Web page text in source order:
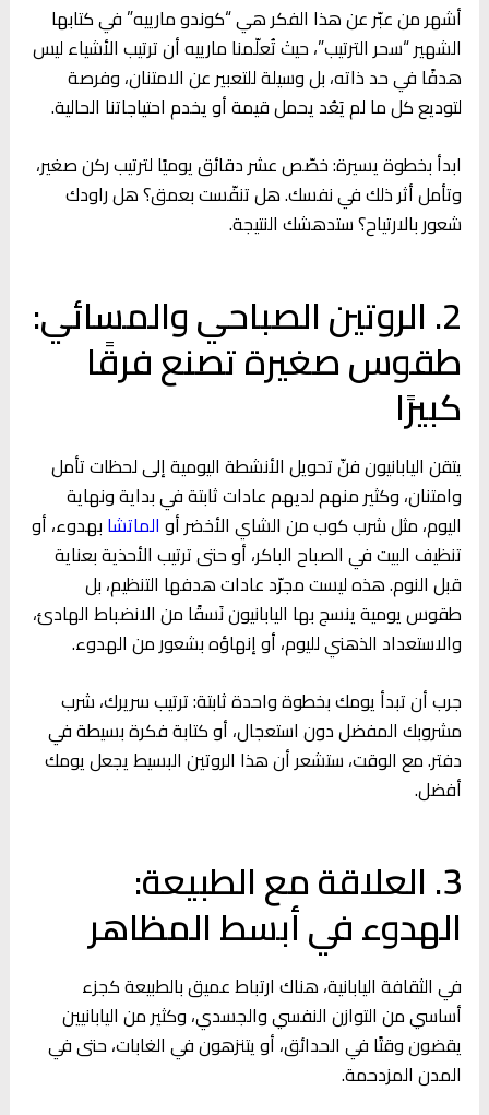
أشهر من عبّر عن هذا الفكر هي “كوندو مارييه” في كتابها
الشهير “سحر الترتيب”، حيث تُعلّمنا مارييه أن ترتيب الأشياء ليس
هدفًا في حد ذاته، بل وسيلة للتعبير عن الامتنان، وفرصة
لتوديع كل ما لم يَعُد يحمل قيمة أو يخدم احتياجاتنا الحالية.
ابدأ بخطوة يسيرة: خصّص عشر دقائق يوميًا لترتيب ركن صغير،
وتأمل أثر ذلك في نفسك. هل تنفّست بعمق؟ هل راودك
شعور بالارتياح؟ ستدهشك النتيجة.
2. الروتين الصباحي والمسائي:
طقوس صغيرة تصنع فرقًا
كبيرًا
يتقن اليابانيون فنّ تحويل الأنشطة اليومية إلى لحظات تأمل
وامتنان، وكثير منهم لديهم عادات ثابتة في بداية ونهاية
اليوم، مثل شرب كوب من الشاي الأخضر أو الماتشا بهدوء، أو
تنظيف البيت في الصباح الباكر، أو حتى ترتيب الأحذية بعناية
قبل النوم. هذه ليست مجرّد عادات هدفها التنظيم، بل
طقوس يومية ينسج بها اليابانيون نَسقًا من الانضباط الهادئ،
والاستعداد الذهني لليوم، أو إنهاؤه بشعور من الهدوء.
جرب أن تبدأ يومك بخطوة واحدة ثابتة: ترتيب سريرك، شرب
مشروبك المفضل دون استعجال، أو كتابة فكرة بسيطة في
دفتر. مع الوقت، ستشعر أن هذا الروتين البسيط يجعل يومك
أفضل.
3. العلاقة مع الطبيعة:
الهدوء في أبسط المظاهر
في الثقافة اليابانية، هناك ارتباط عميق بالطبيعة كجزء
أساسي من التوازن النفسي والجسدي، وكثير من اليابانيين
يقضون وقتًا في الحدائق، أو يتنزهون في الغابات، حتى في
المدن المزدحمة.